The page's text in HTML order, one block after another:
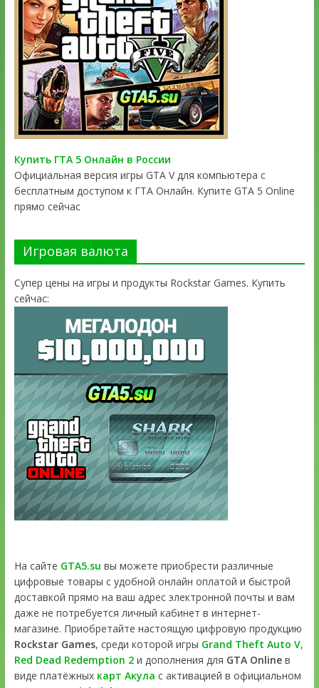
Купить ГТА 5 Онлайн в России
Официальная версия игры GTA V для компьютера с
бесплатным доступом к ГТА Онлайн. Купите GTA 5 Online
прямо сейчас
Игровая валюта
Супер цены на игры и продукты Rockstar Games. Купить
сейчас:
На сайте GTA5.su вы можете приобрести различные
цифровые товары с удобной онлайн оплатой и быстрой
доставкой прямо на ваш адрес электронной почты и вам
даже не потребуется личный кабинет в интернет-
магазине. Приобретайте настоящую цифровую продукцию
Rockstar Games, среди которой игры Grand Theft Auto V,
Red Dead Redemption 2и дополнения для GTA Onlineв
виде платёжных карт Акула с активацией в официальном